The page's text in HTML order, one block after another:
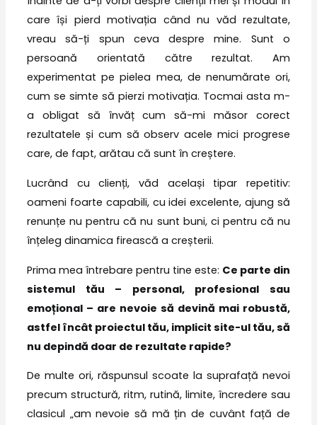
care își pierd motivația când nu văd rezultate,
vreau să-ți spun ceva despre mine. Sunt o
persoană orientată către rezultat. Am
experimentat pe pielea mea, de nenumărate ori,
cum se simte să pierzi motivația. Tocmai asta m-
a obligat să învăț cum să-mi măsor corect
rezultatele și cum să observ acele mici progrese
care, de fapt, arătau că sunt în creștere.
Lucrând cu clienți, văd același tipar repetitiv:
oameni foarte capabili, cu idei excelente, ajung să
renunțe nu pentru că nu sunt buni, ci pentru că nu
înțeleg dinamica firească a creșterii.
Prima mea întrebare pentru tine este: Ce parte din
sistemul tău – personal, profesional sau
emoțional – are nevoie să devină mai robustă,
astfel încât proiectul tău, implicit site-ul tău, să
nu depindă doar de rezultate rapide?
De multe ori, răspunsul scoate la suprafață nevoi
precum structură, ritm, rutină, limite, încredere sau
clasicul „am nevoie să mă țin de cuvânt față de